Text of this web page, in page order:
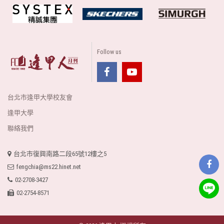
Follow us
台北市逢甲大學校友會
逢甲大學
聯絡我們
台北市復興南路二段65號12樓之5
fengchia@ms22.hinet.net
02-2708-3427
02-2754-8571